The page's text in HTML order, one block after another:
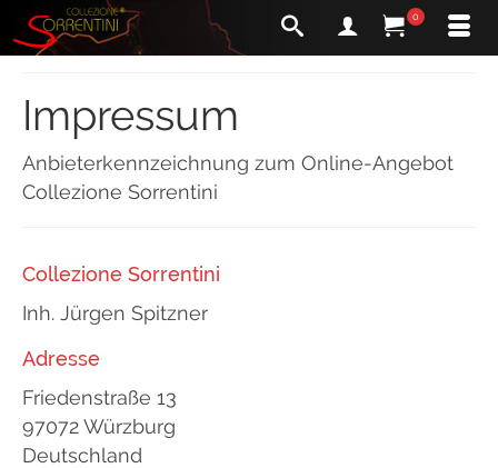
0
Impressum
Anbieterkennzeichnung zum Online-Angebot
Collezione Sorrentini
Collezione Sorrentini
Inh. Jürgen Spitzner
Adresse
Friedenstraße 13
97072 Würzburg
Deutschland